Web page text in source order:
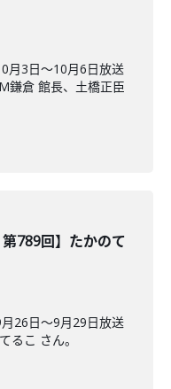
月3日〜10月6日放送
鎌倉 館長、土橋正臣
第789回】たかのて
26日〜9月29日放送
るこ さん。